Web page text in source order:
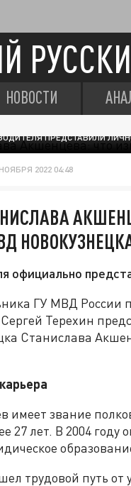
НОВОСТИ
ПРЕДСТАВИЛИ
2022 04:48
официально
ГУ МВД России
Терехин
Станислава
имеет звание
27 лет. В 2004
трудовой путь от